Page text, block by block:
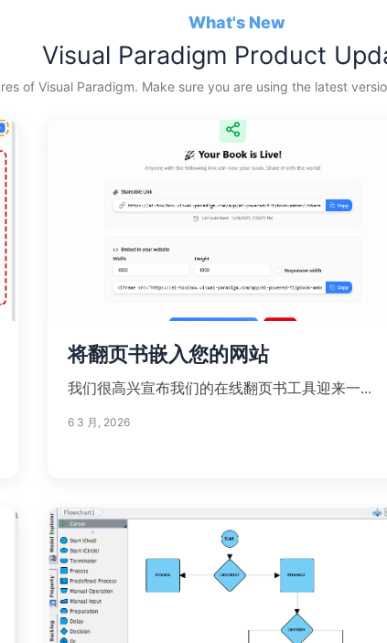
What's New
Visual Paradigm Product
of Visual Paradigm. Make sure you are using the latest
将翻页书嵌入您的网站
我们很高兴宣布我们的在线翻页书工具迎来一...
6 3 月, 2026